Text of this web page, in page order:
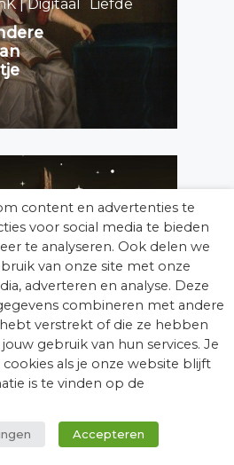
| Digitaal Liefde
content en advertenties te
voor social media te bieden
te analyseren. Ook delen we
van onze site met onze
adverteren en analyse. Deze
combineren met andere
verstrekt of die ze hebben
gebruik van hun services. Je
als je onze website blijft
is te vinden op de
Accepteren